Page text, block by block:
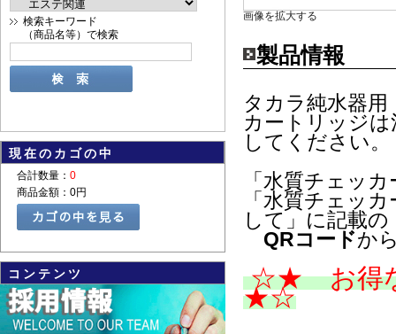
検索キーワード
（商品名等）で検索
現在のカゴの中
合計数量： 0
商品金額： 0円
コンテンツ
画像を拡大する
製品情報
タカラ純水器用
カートリッジ
してください。
「水質チェッ
「水質チェッ
して」に記載の
QRコードか
☆★ お得な
★☆